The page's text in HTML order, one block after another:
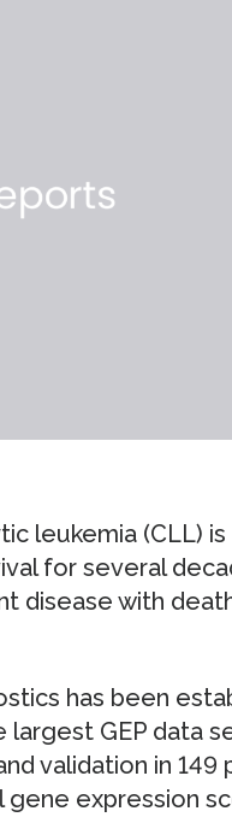
leukemia (CLL) is
for several
disease with
has been
largest GEP data
validation in 149
expression